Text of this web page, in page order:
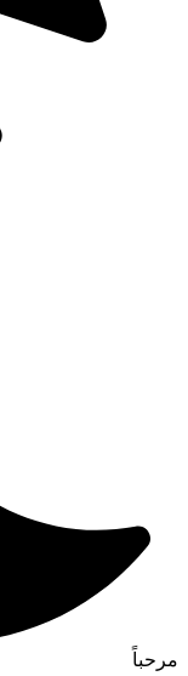
مرحباً